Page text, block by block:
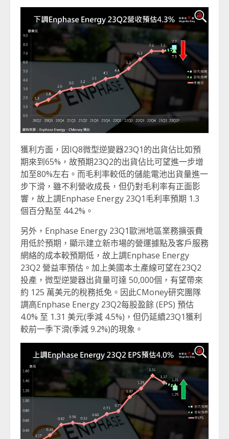
獲利方面，因IQ8微型逆變器23Q1的出貨佔比如預
期來到65%，故預期23Q2的出貨佔比可望進一步增
加至80%左右。而毛利率較低的儲能電池出貨量進一
步下滑，雖不利營收成長，但仍對毛利率有正面影
響，故上調Enphase Energy 23Q1毛利率預期 1.3
個百分點至 44.2%。
另外，Enphase Energy 23Q1歐洲地區業務擴張費
用低於預期，顯示建立新市場的營運據點及客戶服務
網絡的成本較預期低，故上調Enphase Energy
23Q2 營益率預估。加上美國本土產線可望在23Q2
投產，微型逆變器出貨量可達 50,000個，有望帶來
約 125 萬美元的稅務抵免。因此CMoney研究團隊
調高Enphase Energy 23Q2每股盈餘 (EPS) 預估
4.0% 至 1.31 美元(季減 4.5%)，但仍延續23Q1獲利
較前一季下滑(季減 9.2%)的現象。